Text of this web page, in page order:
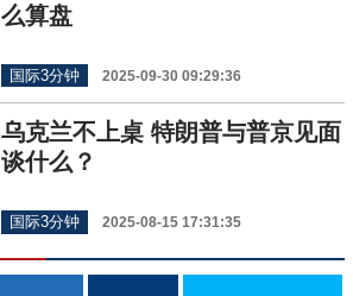
么算盘
国际3分钟 2025-09-30 09:29:36
乌克兰不上桌 特朗普与普京见面
谈什么？
国际3分钟 2025-08-15 17:31:35